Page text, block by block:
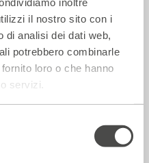
il nostro sito con i
di analisi dei dati web,
potrebbero combinarle
loro o che hanno
servizi.
gli eroi di
Viviani